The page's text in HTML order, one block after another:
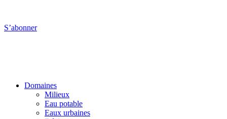
S’abonner
Domaines
Milieux
Eau potable
Eaux urbaines